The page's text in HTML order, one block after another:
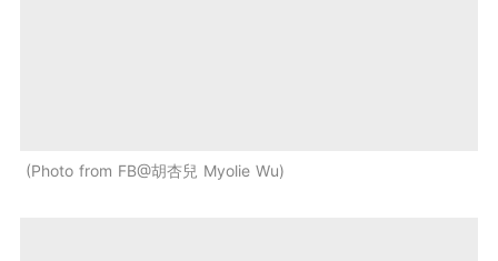
Photo from FB@胡杏兒 Myolie Wu